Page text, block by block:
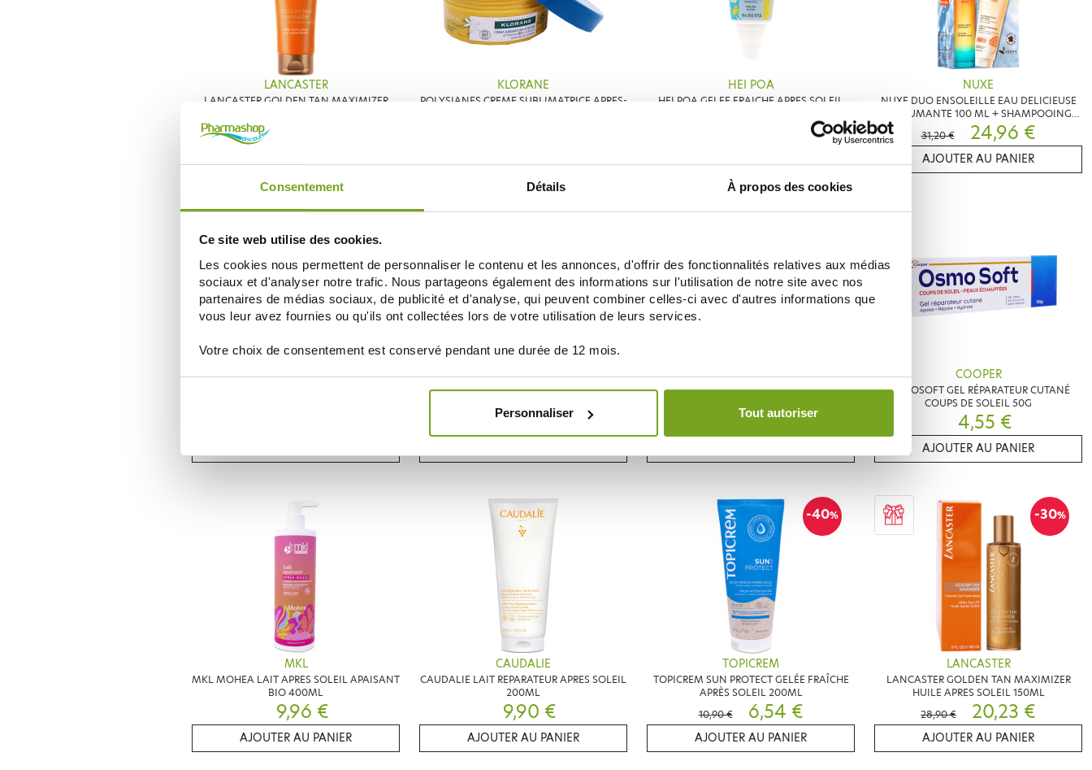
Consentement Détails À propos des cookies
Ce site web utilise des cookies.
Les cookies nous permettent de personnaliser le contenu et les annonces, d'offrir des fonctionnalités relatives aux médias
sociaux et d'analyser notre trafic. Nous partageons également des informations sur l'utilisation de notre site avec nos
partenaires de médias sociaux, de publicité et d'analyse, qui peuvent combiner celles-ci avec d'autres informations que
vous leur avez fournies ou qu'ils ont collectées lors de votre utilisation de leurs services.
Votre choix de consentement est conservé pendant une durée de 12 mois.
Personnaliser Tout autoriser
LANCASTER
LANCASTER GOLDEN TAN MAXIMIZER
33,90 €
KLORANE
POLYSIANES CREME SUBLIMATRICE APRES-
HEI POA
HEI POA GELEE FRAICHE APRES SOLEIL
NUXE
NUXE DUO ENSOLEILLE EAU DELICIEUSE
PARFUMANTE 100 ML + SHAMPOOING
DOUCHE APRES SOLEIL 200 ML OFFERT
31,20 € 24,96 €
AJOUTER AU PANIER
ROCHE POSAY VICHY
VICHY CAPITAL SOLEIL SPF50+ BRUME +
15,86 €
ROCHE POSAY
LA ROCHE-POSAY ANTHELIOS LAIT APRES
12,71 €
COOPER
OSMOSOFT GEL RÉPARATEUR CUTANÉ
COUPS DE SOLEIL 50G
4,55 €
AJOUTER AU PANIER
MKL
MKL MOHEA LAIT APRES SOLEIL APAISANT
BIO 400ML
9,96 €
AJOUTER AU PANIER
CAUDALIE
CAUDALIE LAIT REPARATEUR APRES SOLEIL
200ML
9,90 €
AJOUTER AU PANIER
-40%
TOPICREM
TOPICREM SUN PROTECT GELÉE FRAÎCHE
APRÈS SOLEIL 200ML
10,90 €
6,54 €
AJOUTER AU PANIER
-30%
LANCASTER
LANCASTER GOLDEN TAN MAXIMIZER
HUILE APRES SOLEIL 150ML
28,90 €
20,23 €
AJOUTER AU PANIER